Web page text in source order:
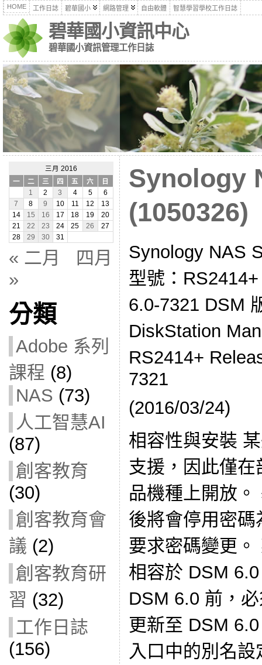
HOME 工作日誌 碧華國小 網路管理 自由軟體 智慧學習學校工作日誌
碧華國小資訊中心
碧華國小資訊管理工作日誌
三月 2016
一
二 三 四 五 六
日
1
2 3 4 5
6
7
8 9 10 11 12
13
14
15 16 17 18 19
20
21
22 23 24 25 26
27
28
29 30 31
« 二月
四月
»
分類
Adobe 系列
課程 (8)
NAS (73)
人工智慧AI
(87)
創客教育
(30)
創客教育會
議 (2)
創客教育研
習 (32)
工作日誌
(156)
Synology
(1050326)
Synology NAS
型號：
6.0-7321 DSM
DiskStation
RS2414+
7321
(2016/03/24)
相容性與安裝
支援，因此僅
品機種上開放
後將會停用密
要求密碼變更
相容於 DSM
DSM 6.0 前，
更新至 DSM
入口中的別名